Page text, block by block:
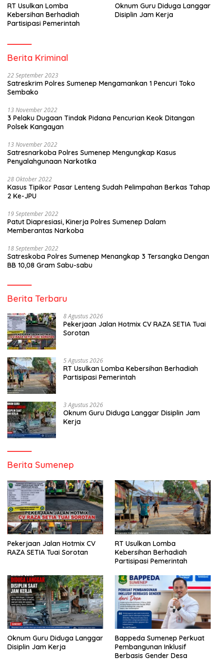
RT Usulkan Lomba
Kebersihan Berhadiah
Partisipasi Pemerintah
Oknum Guru Diduga Langgar
Disiplin Jam Kerja
Berita Kriminal
22 September 2023
Satreskrim Polres Sumenep Mengamankan 1 Pencuri Toko
Sembako
13 November 2022
3 Pelaku Dugaan Tindak Pidana Pencurian Keok Ditangan
Polsek Kangayan
13 November 2022
Satresnarkoba Polres Sumenep Mengungkap Kasus
Penyalahgunaan Narkotika
28 Oktober 2022
Kasus Tipikor Pasar Lenteng Sudah Pelimpahan Berkas Tahap
2 Ke-JPU
19 September 2022
Patut Diapresiasi, Kinerja Polres Sumenep Dalam
Memberantas Narkoba
18 September 2022
Satreskoba Polres Sumenep Menangkap 3 Tersangka Dengan
BB 10,08 Gram Sabu-sabu
Berita Terbaru
8 Agustus 2026
Pekerjaan Jalan Hotmix CV RAZA SETIA Tuai
Sorotan
5 Agustus 2026
RT Usulkan Lomba Kebersihan Berhadiah
Partisipasi Pemerintah
3 Agustus 2026
Oknum Guru Diduga Langgar Disiplin Jam
Kerja
Berita Sumenep
Pekerjaan Jalan Hotmix CV
RAZA SETIA Tuai Sorotan
RT Usulkan Lomba
Kebersihan Berhadiah
Partisipasi Pemerintah
Oknum Guru Diduga Langgar
Disiplin Jam Kerja
Bappeda Sumenep Perkuat
Pembangunan Inklusif
Berbasis Gender Desa